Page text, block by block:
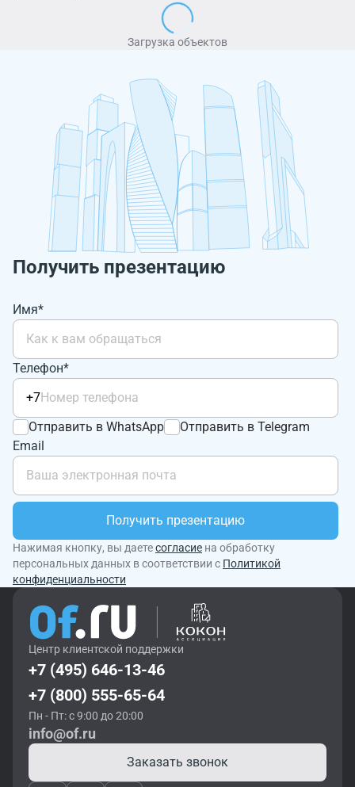
Загрузка объектов
Получить презентацию
Имя*
Телефон*
+7
Отправить в WhatsApp
Отправить в Telegram
Email
Получить презентацию
Нажимая кнопку, вы даетесогласие на обработку
персональных данных в соответствии с Политикой
конфиденциальности
Центр клиентской поддержки
+7 (495) 646-13-46
+7 (800) 555-65-64
Пн - Пт: с 9:00 до 20:00
info@of.ru
Заказать звонок